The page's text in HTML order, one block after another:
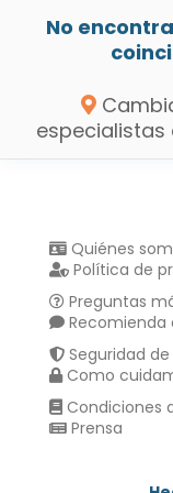
No
especialistas
Quiénes
Política de
Preguntas
Recomienda
Seguridad
Como
Condiciones
Prensa